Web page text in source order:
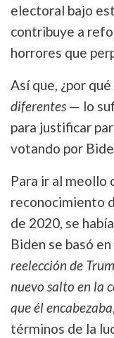
electoral bajo
contribuye a
horrores que
Así que, ¿por
diferentes— lo
para justificar
votando por
Para ir al meollo
reconocimiento
de 2020, se
Biden se basó
reelección de
nuevo salto en la
que él encabezaba
términos de la